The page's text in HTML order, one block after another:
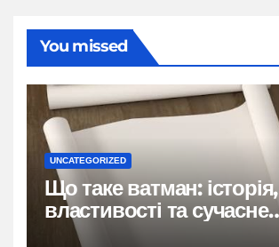
You missed
UNCATEGORIZED
Що таке ватман: історія,
властивості та сучасне
застосування